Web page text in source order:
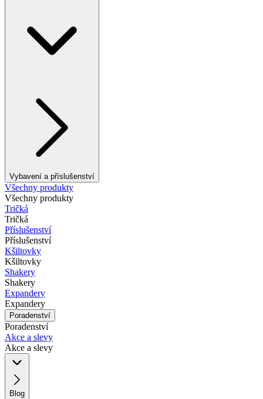
Vybavení a příslušenství
Všechny produkty
Všechny produkty
Tričká
Tričká
Příslušenství
Příslušenství
Kšiltovky
Kšiltovky
Shakery
Shakery
Expandery
Expandery
Poradenství
Poradenství
Akce a slevy
Akce a slevy
Blog